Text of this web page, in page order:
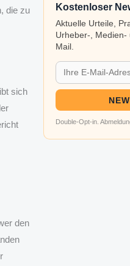
die zu
sich
den
Kostenloser
Aktuelle Urteile,
Urheber-, Medien-
Mail.
Double-Opt-in.